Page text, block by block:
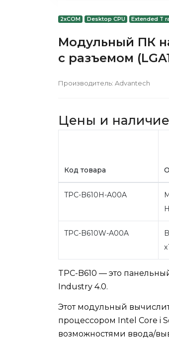
2xCOM Desktop CPU Extended T
Модульный ПК
с разъемом
Производитель: Advantech
Цены и наличие
Код товара
TPC-B610H-A00A
TPC-B610W-A00A
TPC-B610 — это
Industry 4.0.
Этот модульный
процессором Intel Core i
возможностями ввода/